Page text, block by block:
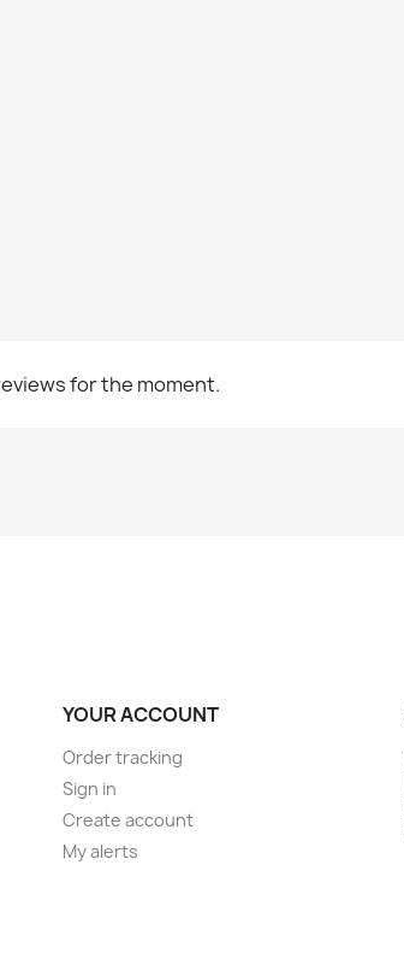
for the moment.
YOUR ACCOUNT
Order tracking
Sign in
Create account
My alerts